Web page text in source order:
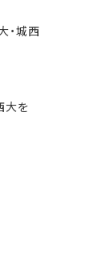
・城西
大を